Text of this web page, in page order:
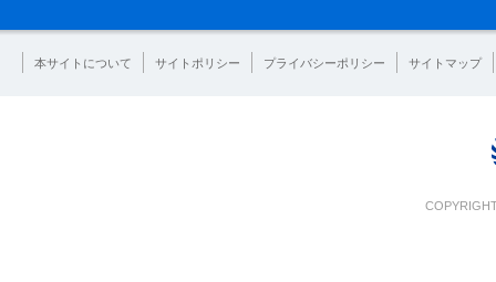
本サイトについて サイトポリシー プライバシーポリシー サイトマップ